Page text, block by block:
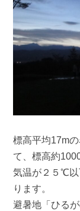
標高平均17m
て、標高約
気温が２５℃
ります。
避暑地「ひる